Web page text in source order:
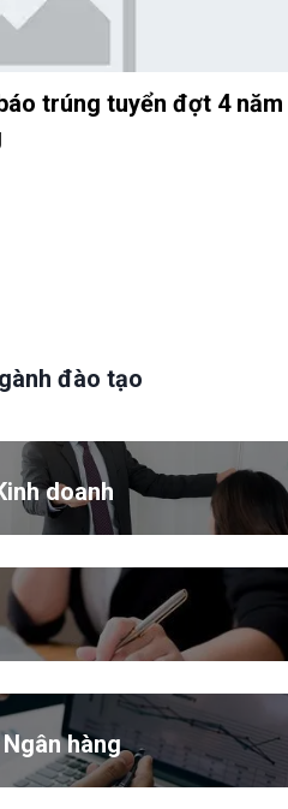
trúng tuyển đợt 4 năm
đào tạo
doanh
hàng